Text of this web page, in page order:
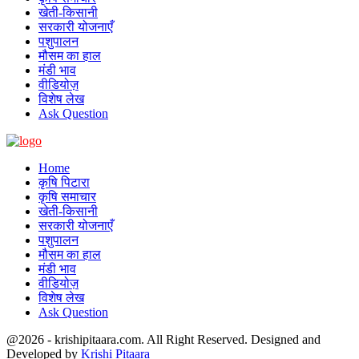
खेती-किसानी
सरकारी योजनाएँ
पशुपालन
मौसम का हाल
मंडी भाव
वीडियोज़
विशेष लेख
Ask Question
Home
कृषि पिटारा
कृषि समाचार
खेती-किसानी
सरकारी योजनाएँ
पशुपालन
मौसम का हाल
मंडी भाव
वीडियोज़
विशेष लेख
Ask Question
@2026 - krishipitaara.com. All Right Reserved. Designed and
Developed by Krishi Pitaara